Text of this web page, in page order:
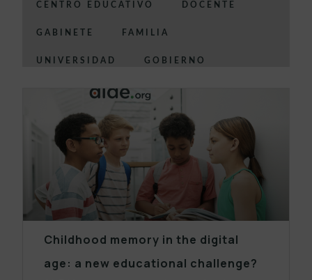
CENTRO EDUCATIVO DOCENTE
GABINETE FAMILIA
UNIVERSIDAD GOBIERNO
Childhood memory in the digital
age: a new educational challenge?